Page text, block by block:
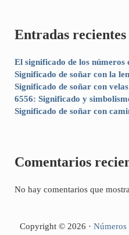
Entradas recientes
El significado de los números
Significado de soñar con la
Significado de soñar con velas
6556: Significado y
Significado de soñar con
Comentarios
No hay comentarios que
Copyright © 2026 · Números